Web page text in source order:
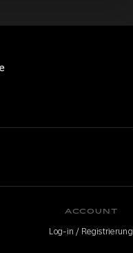
ACCOUNT
Log-in / Registrierung